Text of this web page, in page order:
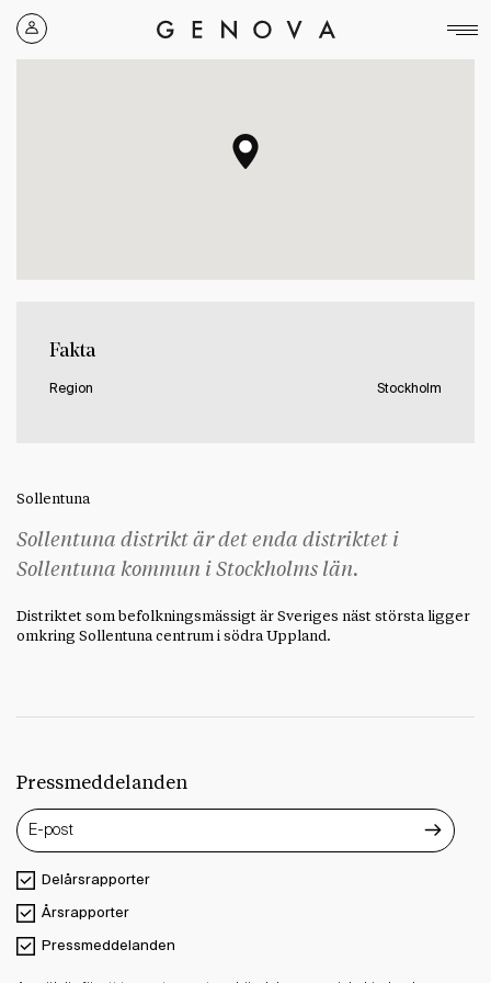
Genova
Property
Fakta
Region Stockholm
Sollentuna
Sollentuna distrikt är det enda distriktet i
Sollentuna kommun i Stockholms län.
Distriktet som befolkningsmässigt är Sveriges näst största ligger
omkring Sollentuna centrum i södra Uppland.
Pressmeddelanden
Delårsrapporter
Årsrapporter
Pressmeddelanden